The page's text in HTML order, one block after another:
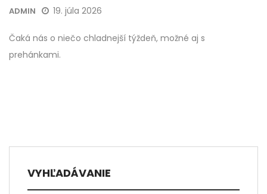
ADMIN 19. júla 2026
Čaká nás o niečo chladnejší týždeň, možné aj s
prehánkami.
VYHĽADÁVANIE